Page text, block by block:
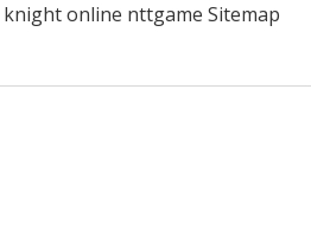
knight online nttgame Sitemap